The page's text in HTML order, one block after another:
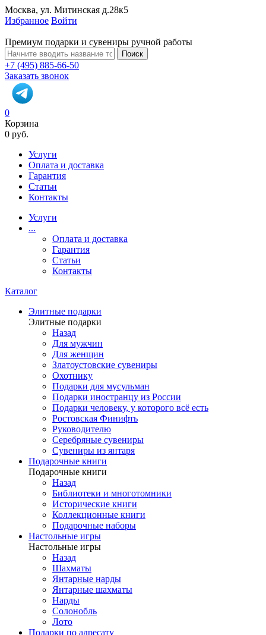
Москва, ул. Митинская д.28к5
Избранное Войти
Премиум подарки и сувениры ручной работы
Поиск
+7 (495) 885-66-50
Заказать звонок
0
Корзина
0 руб.
Услуги
Оплата и доставка
Гарантия
Статьи
Контакты
Услуги
...
Оплата и доставка
Гарантия
Статьи
Контакты
Каталог
Элитные подарки
Элитные подарки
Назад
Для мужчин
Для женщин
Златоустовские сувениры
Охотнику
Подарки для мусульман
Подарки иностранцу из России
Подарки человеку, у которого всё есть
Ростовская Финифть
Руководителю
Серебряные сувениры
Сувениры из янтаря
Подарочные книги
Подарочные книги
Назад
Библиотеки и многотомники
Исторические книги
Коллекционные книги
Подарочные наборы
Настольные игры
Настольные игры
Назад
Шахматы
Янтарные нарды
Янтарные шахматы
Нарды
Солонобль
Лото
Подарки по адресату